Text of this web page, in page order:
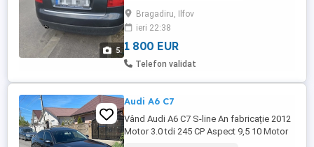
5
lângă Leroy Merlin. Detalii: 247.527 km
Motor 1.6 benzină Cutie manuală Aer
condiționat funcțional Geamuri electrice ...
Bragadiru, Ilfov
ieri 22:38
1 800 EUR
Telefon validat
Audi A6 C7
Vând Audi A6 C7 S-line An fabricație 2012
Motor 3.0 tdi 245 CP Aspect 9,5 10 Motor